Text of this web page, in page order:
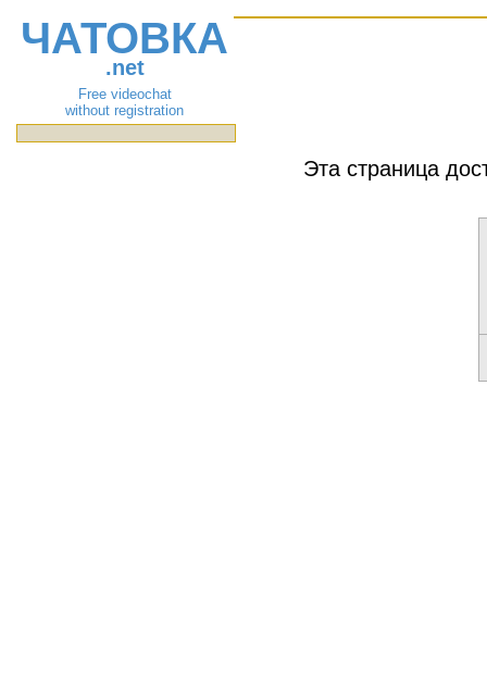
ЧАТОВКА
.net
Free videochat
without registration
Эта страница